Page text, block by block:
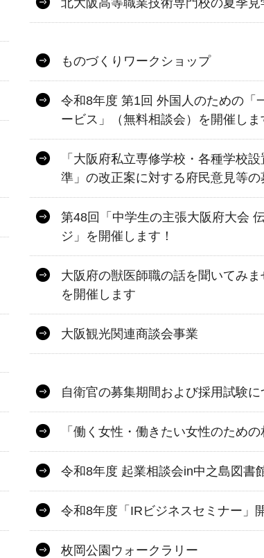
ものづくりワークショップ
令和8年度 第1回 外国人のための「
ービス」（無料相談会）を開催しま
「大阪府私立専修学校・各種学校
準」の改正案に対する府民意見等
第48回「中学生の主張大阪府大会
ジ」を開催します！
大阪府の獣医師職の話を聞いてみ
を開催します
大阪観光関連商談会事業
自衛官の募集期間および採用試験に
「働く女性・働きたい女性のため
令和8年度 起業相談会in中之島図書
令和8年度「IRビジネスセミナー」
枚岡公園ウォークラリー